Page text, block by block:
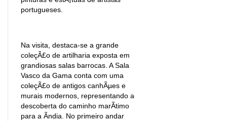
portugueses.
Na visita, destaca-se a grande
coleçÃ£o de artilharia exposta em
grandiosas salas barrocas. A Sala
Vasco da Gama conta com uma
coleçÃ£o de antigos canhÃµes e
murais modernos, representando a
descoberta do caminho marÃ­timo
para a Ãndia. No primeiro andar